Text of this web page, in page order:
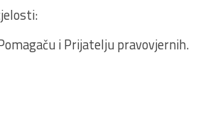
i Prijatelju pravovjernih.